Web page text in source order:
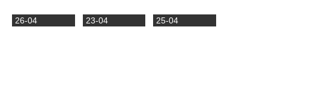
26-04 23-04 25-04